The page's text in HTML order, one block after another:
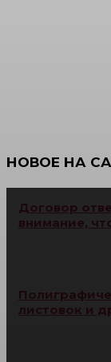
НОВОЕ НА
Договор
внимание,
листовок и